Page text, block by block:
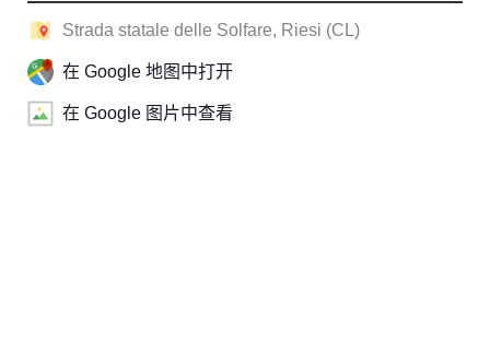
Strada statale delle Solfare, Riesi (CL)
在 Google 地图中打开
在 Google 图片中查看